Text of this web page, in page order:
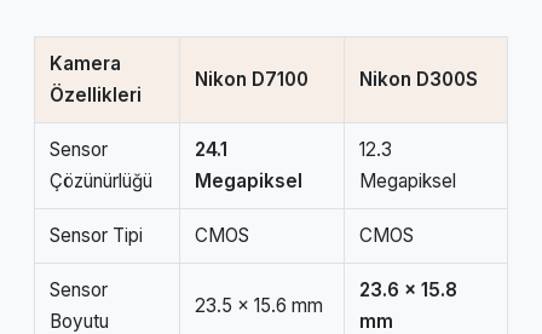
Kamera
Özellikleri
Nikon D7100 Nikon D300S
Sensor
Çözünürlüğü
24.1
Megapiksel
12.3
Megapiksel
Sensor Tipi CMOS CMOS
Sensor
Boyutu
23.5 x 15.6 mm
23.6 x 15.8
mm